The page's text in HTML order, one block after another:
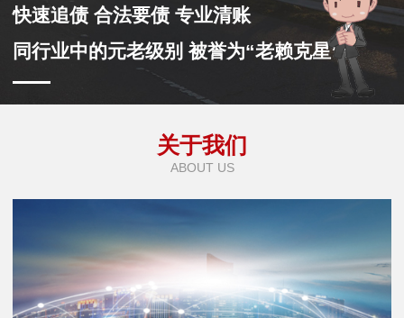
快速追债 合法要债 专业清账
同行业中的元老级别 被誉为“老赖克星”
关于我们
ABOUT US